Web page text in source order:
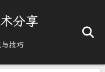
分享
技巧